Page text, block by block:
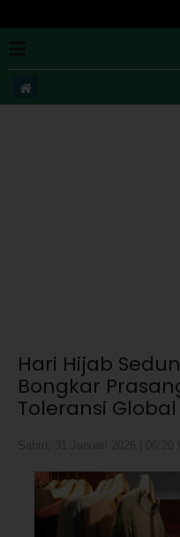
Hari Hijab
Bongkar
Toleransi Global